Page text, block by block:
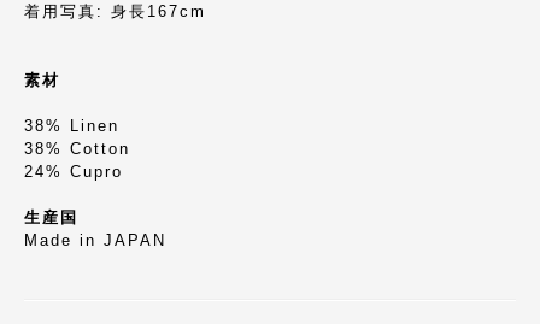
着用写真: 身長167cm
素材
38% Linen
38% Cotton
24% Cupro
生産国
Made in JAPAN